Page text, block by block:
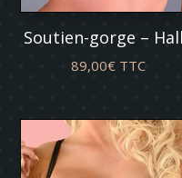
Soutien-gorge –
89,00€ TTC